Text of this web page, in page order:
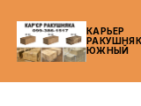
КАРЬЕР
ЮЖНЫЙ